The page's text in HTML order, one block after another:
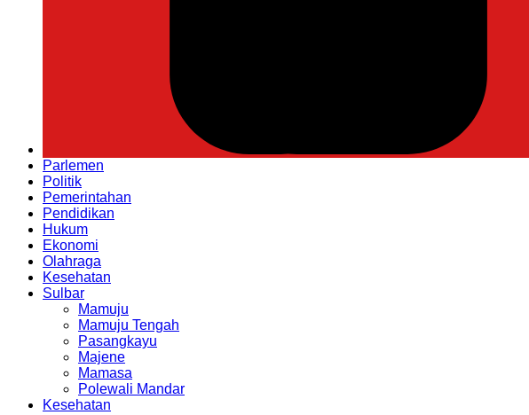
Parlemen
Politik
Pemerintahan
Pendidikan
Hukum
Ekonomi
Olahraga
Kesehatan
Sulbar
Mamuju
Mamuju Tengah
Pasangkayu
Majene
Mamasa
Polewali Mandar
Kesehatan